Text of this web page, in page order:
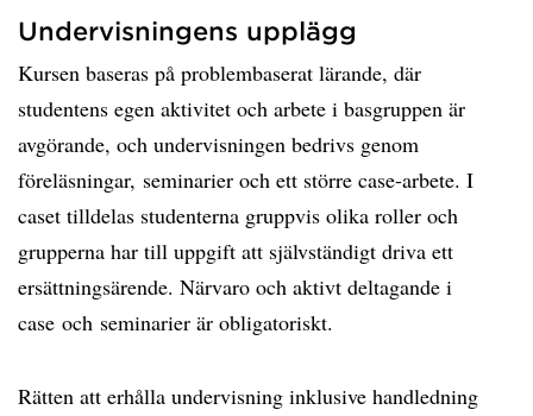
Undervisningens upplägg
Kursen baseras på problembaserat lärande, där
studentens egen aktivitet och arbete i basgruppen är
avgörande, och undervisningen bedrivs genom
föreläsningar, seminarier och ett större case-arbete. I
caset tilldelas studenterna gruppvis olika roller och
grupperna har till uppgift att självständigt driva ett
ersättningsärende. Närvaro och aktivt deltagande i
case och seminarier är obligatoriskt.
Rätten att erhålla undervisning inklusive handledning